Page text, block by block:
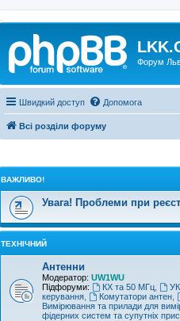
Форум
Швидкий доступ Допомога
Всі розділи форуму
ВАЖЛИВО!
Увага! Проблеми при
ТЕХНІЧНИЙ
Антенни
Модератор: UW1WU
Підфоруми:
КХ та 50 МГц,
керування
Комутатори антен,
Вимірювання та прилади для
фідерних систем та супутніх